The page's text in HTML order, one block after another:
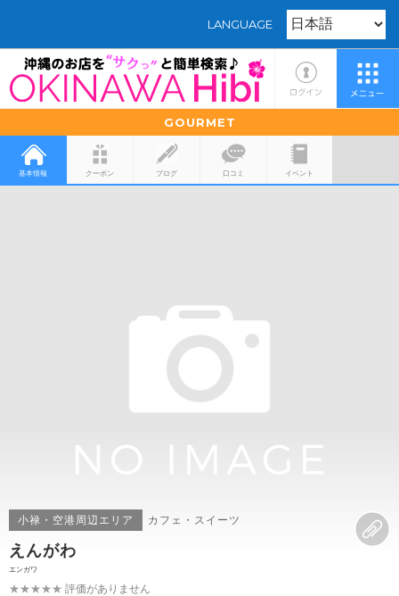
LANGUAGE
GOURMET
基本情報 クーポン ブログ 口コミ イベント
小禄・空港周辺エリア カフェ・スイーツ
えんがわ
エンガワ
★★★★★ 評価がありません